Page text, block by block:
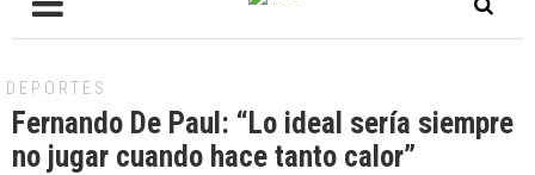
DEPORTES
Fernando De Paul: “Lo ideal sería siempre
no jugar cuando hace tanto calor”